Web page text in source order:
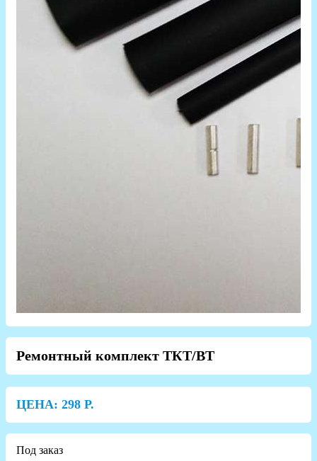
Ремонтный комплект ТКТ/ВТ
ЦЕНА: 298 Р.
Под заказ